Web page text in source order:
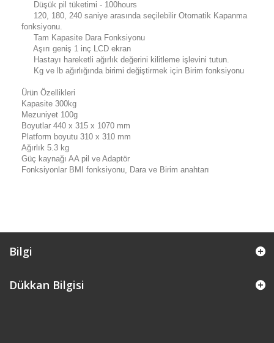
Düşük pil tüketimi - 100hours
120, 180, 240 saniye arasında seçilebilir Otomatik Kapanma
fonksiyonu.
Tam Kapasite Dara Fonksiyonu
Aşırı geniş 1 inç LCD ekran
Hastayı hareketli ağırlık değerini kilitleme işlevini tutun.
Kg ve lb ağırlığında birimi değiştirmek için Birim fonksiyonu
Ürün Özellikleri
Kapasite 300kg
Mezuniyet 100g
Boyutlar 440 x 315 x 1070 mm
Platform boyutu 310 x 310 mm
Ağırlık 5.3 kg
Güç kaynağı AA pil ve Adaptör
Fonksiyonlar BMI fonksiyonu, Dara ve Birim anahtarı
Bilgi
Dükkan Bilgisi